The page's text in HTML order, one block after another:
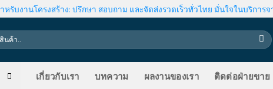
สำหรับงานโครงสร้าง: ปรึกษา สอบถาม และจัดส่งรวดเร็วทั่วไทย มั่นใจในบริกา
เกี่ยวกับเรา บทความ ผลงานของเรา ติดต่อฝ่ายขาย